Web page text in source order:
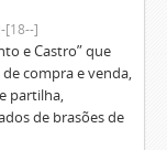
[18--]
e Castro” que
compra e venda,
partilha,
de brasões de